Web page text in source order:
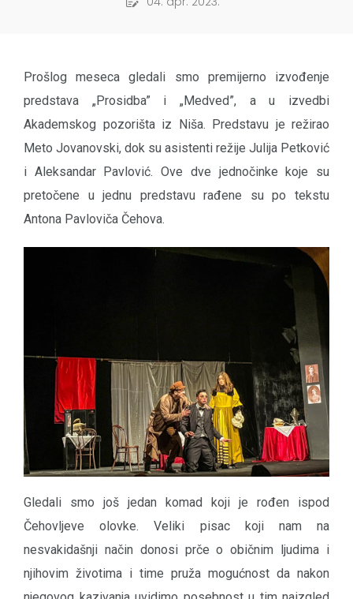
Prošlog meseca gledali smo premijerno izvođenje
predstava „Prosidba” i „Medved”, a u izvedbi
Akademskog pozorišta iz Niša. Predstavu je režirao
Meto Jovanovski, dok su asistenti režije Julija Petković
i Aleksandar Pavlović. Ove dve jednočinke koje su
pretočene u jednu predstavu rađene su po tekstu
Antona Pavloviča Čehova.
Gledali smo još jedan komad koji je rođen ispod
Čehovljeve olovke. Veliki pisac koji nam na
nesvakidašnji način donosi prče o običnim ljudima i
njihovim životima i time pruža mogućnost da nakon